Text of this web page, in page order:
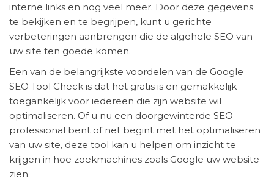
interne links en nog veel meer. Door deze gegevens
te bekijken en te begrijpen, kunt u gerichte
verbeteringen aanbrengen die de algehele SEO van
uw site ten goede komen.
Een van de belangrijkste voordelen van de Google
SEO Tool Check is dat het gratis is en gemakkelijk
toegankelijk voor iedereen die zijn website wil
optimaliseren. Of u nu een doorgewinterde SEO-
professional bent of net begint met het optimaliseren
van uw site, deze tool kan u helpen om inzicht te
krijgen in hoe zoekmachines zoals Google uw website
zien.